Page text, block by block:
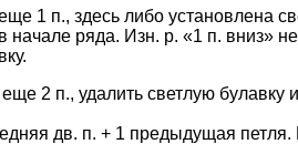
1 п., здесь либо установлена
ряда. Изн. р. «1 п. вниз»
2 п., удалить светлую булавку
дв. п. + 1 предыдущая петля.